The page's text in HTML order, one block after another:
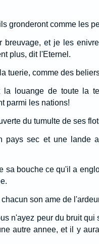
gronderont comme les
breuvage, et je les
plus, dit l'Eternel.
tuerie, comme des
louange de toute la
parmi les nations!
du tumulte de ses
pays sec et une lande
sa bouche ce qu'il a
son ame de
n'ayez peur du bruit qui
autre annee, et il y